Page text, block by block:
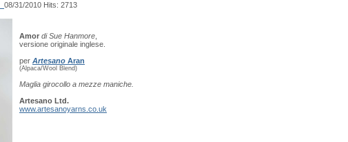
08/31/2010 Hits: 2713
Amor di Sue Hanmore
versione originale inglese.
per Artesano Aran
(Alpaca/Wool Blend)
Maglia girocollo a mezze maniche.
Artesano Ltd.
www.artesanoyarns.co.uk